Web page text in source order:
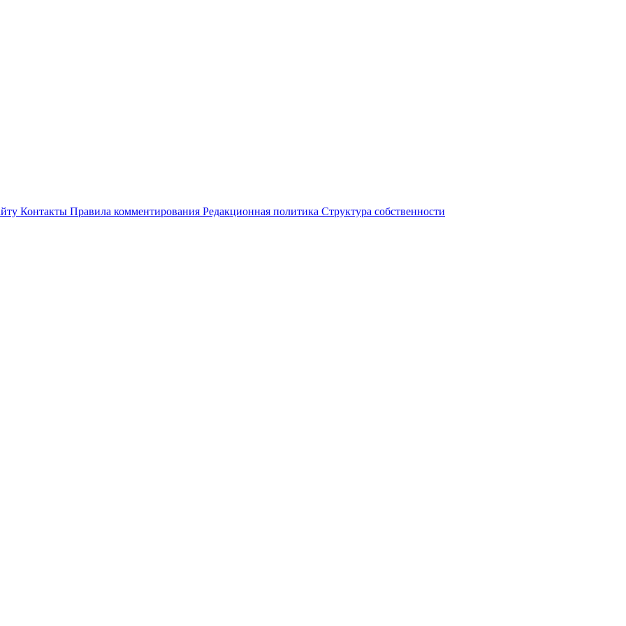
Контакты Правила комментирования Редакционная политика Структура собственности